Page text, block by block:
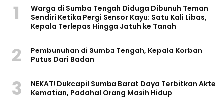
1
Warga di Sumba Tengah Diduga Dibunuh Teman
Sendiri Ketika Pergi Sensor Kayu: Satu Kali Libas,
Kepala Terlepas Hingga Jatuh ke Tanah
2
Pembunuhan di Sumba Tengah, Kepala Korban
Putus Dari Badan
3
NEKAT! Dukcapil Sumba Barat Daya Terbitkan Akte
Kematian, Padahal Orang Masih Hidup